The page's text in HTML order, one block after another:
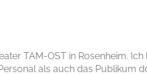
TAM-OST in Rosenheim.
als auch das Publikum